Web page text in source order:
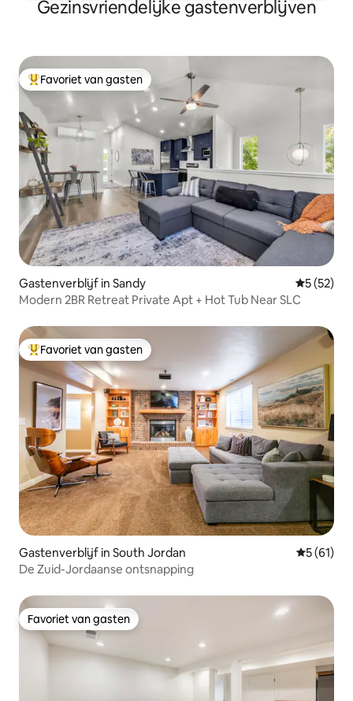
Gezinsvriendelijke gastenverblijven
Topfavoriet van gasten
Favoriet van gasten
Gastenverblijf in Sandy
5 (52)
Modern 2BR Retreat Private Apt + Hot Tub Near SLC
Topfavoriet van gasten
Favoriet van gasten
Gastenverblijf in South Jordan
5 (61)
De Zuid-Jordaanse ontsnapping
Favoriet van gasten
Favoriet van gasten